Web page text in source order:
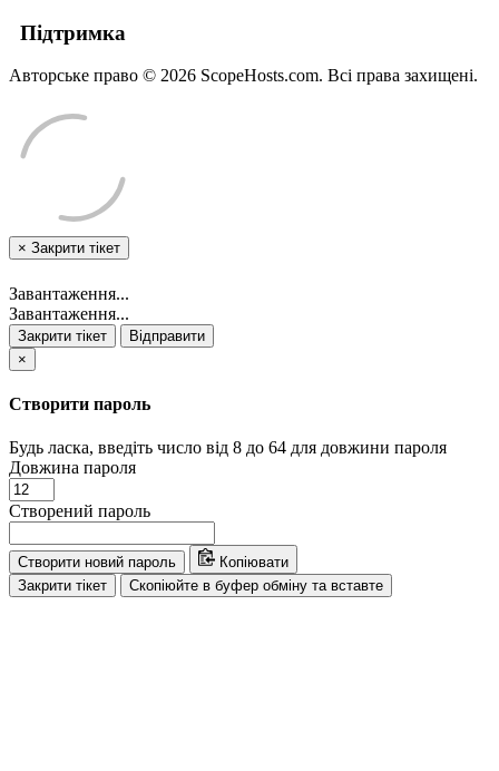
Підтримка
Авторське право © 2026 ScopeHosts.com. Всі права захищені.
× Закрити тікет
Завантаження...
Завантаження...
Закрити тікет
Відправити
×
Створити пароль
Будь ласка, введіть число від 8 до 64 для довжини пароля
Довжина пароля
Створений пароль
Створити новий пароль
Копіювати
Закрити тікет
Скопіюйте в буфер обміну та вставте